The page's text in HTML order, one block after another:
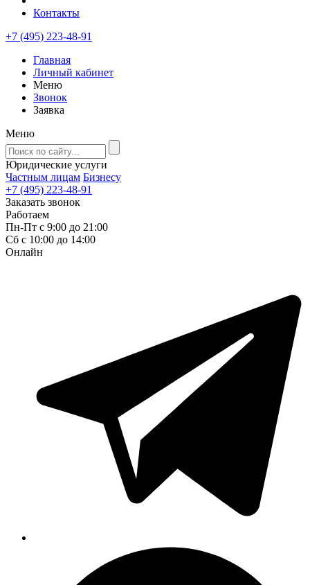
Контакты
+7 (495) 223-48-91
Главная
Личный кабинет
Меню
Звонок
Заявка
Меню
Юридические услуги
Частным лицам Бизнесу
+7 (495) 223-48-91
Заказать звонок
Работаем
Пн-Пт с 9:00 до 21:00
Сб с 10:00 до 14:00
Онлайн